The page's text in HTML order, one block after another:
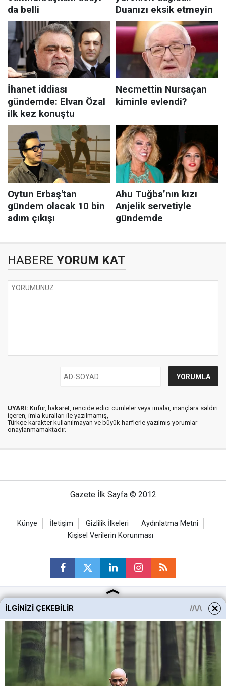
HABERE YORUM KAT
UYARI: Küfür, hakaret, rencide edici cümleler veya imalar, inançlara saldırı
içeren, imla kuralları ile yazılmamış,
Türkçe karakter kullanılmayan ve büyük harflerle yazılmış yorumlar
onaylanmamaktadır.
Gazete İlk Sayfa © 2012
Künye İletişim Gizlilik İlkeleri
Aydınlatma Metni
Kişisel Verilerin Korunması
Ankara Haberleri
Keçiören Haberleri
Altındağ Haberleri
Sincan Haberleri
Mamak Haberleri
İLGINIZI ÇEKEBILIR